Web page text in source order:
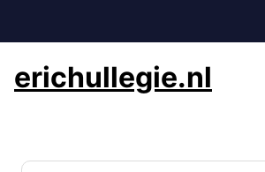
inhoud
erichullegie.nl